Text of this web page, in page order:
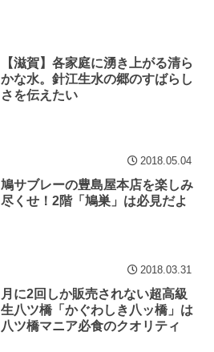
【滋賀】各家庭に湧き上がる清ら
かな水。針江生水の郷のすばらし
さを伝えたい
2018.05.04
鳩サブレーの豊島屋本店を楽しみ
尽くせ！2階「鳩巣」は必見だよ
2018.03.31
月に2回しか販売されない超高級
生八ツ橋「かぐわしき八ッ橋」は
八ツ橋マニア必食のクオリティ